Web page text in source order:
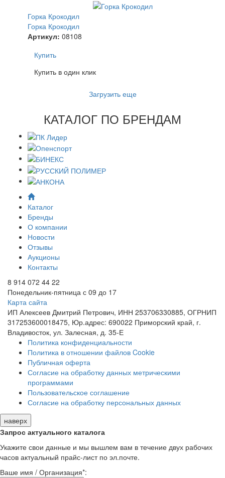
Горка Крокодил
Горка Крокодил
Артикул: 08108
Купить
Купить в один клик
Загрузить еще
КАТАЛОГ ПО БРЕНДАМ
Каталог
Бренды
О компании
Новости
Отзывы
Аукционы
Контакты
8 914 072 44 22
Понедельник-пятница с 09 до 17
Карта сайта
ИП Алексеев Дмитрий Петрович, ИНН 253706330885, ОГРНИП
317253600018475, Юр.адрес: 690022 Приморский край, г.
Владивосток, ул. Залесная, д. 35-Е
Политика конфиденциальности
Политика в отношении файлов Cookie
Публичная оферта
Согласие на обработку данных метрическими
программами
Пользовательское соглашение
Согласие на обработку персональных данных
наверх
Запрос актуального каталога
Укажите свои данные и мы вышлем вам в течение двух рабочих
часов актуальный прайс-лист по эл.почте.
Ваше имя / Организация*: